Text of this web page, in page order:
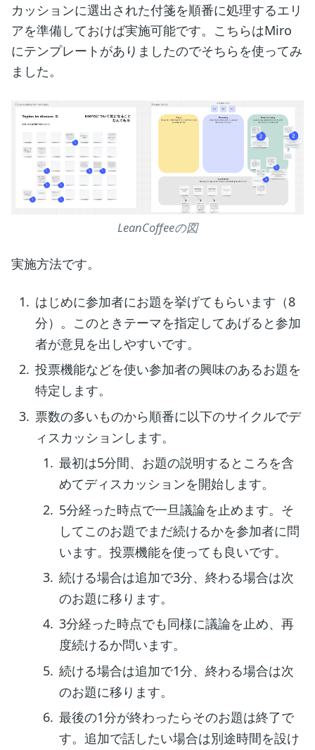
カッションに選出された付箋を順番に処理するエリ
アを準備しておけば実施可能です。こちらはMiro
にテンプレートがありましたのでそちらを使ってみ
ました。
LeanCoffeeの図
実施方法です。
はじめに参加者にお題を挙げてもらいます（8
分）。このときテーマを指定してあげると参加
者が意見を出しやすいです。
投票機能などを使い参加者の興味のあるお題を
特定します。
票数の多いものから順番に以下のサイクルでデ
ィスカッションします。
最初は5分間、お題の説明するところを含
めてディスカッションを開始します。
5分経った時点で一旦議論を止めます。そ
してこのお題でまだ続けるかを参加者に問
います。投票機能を使っても良いです。
続ける場合は追加で3分、終わる場合は次
のお題に移ります。
3分経った時点でも同様に議論を止め、再
度続けるか問います。
続ける場合は追加で1分、終わる場合は次
のお題に移ります。
最後の1分が終わったらそのお題は終了で
す。追加で話したい場合は別途時間を設け